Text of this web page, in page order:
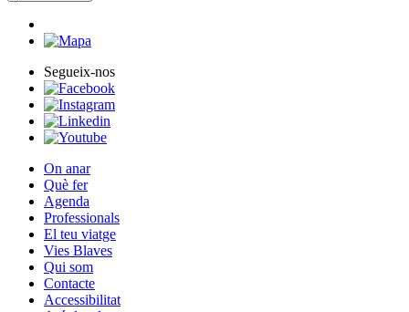
Segueix-nos
On anar
Què fer
Agenda
Professionals
El teu viatge
Vies Blaves
Qui som
Contacte
Accessibilitat